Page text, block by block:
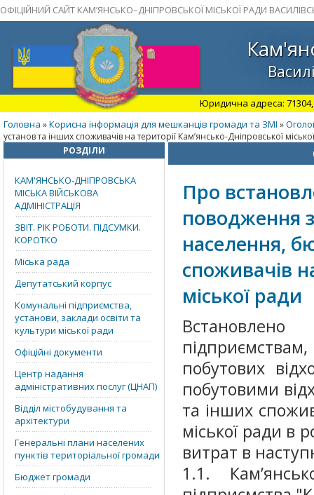
ОФІЦІЙНИЙ САЙТ КАМ’ЯНСЬКО–ДНІПРОВСЬКОЇ МІСЬКОЇ РАДИ
Юридична адреса: 71304,
Головна »Корисна інформація для мешканців громади та ЗМІ »
установ та інших споживачів на території Кам’янсько-Дніпровської
РОЗДІЛИ
КАМ'ЯНСЬКО-ДНІПРОВСЬКА
МІСЬКА ВІЙСЬКОВА
АДМІНІСТРАЦІЯ
ЗВІТ. РІК РОБОТИ. ПІДСУМКИ.
КОРОТКО
Міська рада
Депутатський корпус
Комунальні підприємства,
установи, заклади освіти та
культури міської ради
Офіційні документи
Центр надання
адміністративних послуг (ЦНАП)
Відділ містобудування та
архітектури
Генеральні плани населених
пунктів територіальної громади
Бюджет громади
Про
поводження
населення,
споживачів
міської ради
побутових
побутовими
та інших
міської ради в
витрат в
1.1.